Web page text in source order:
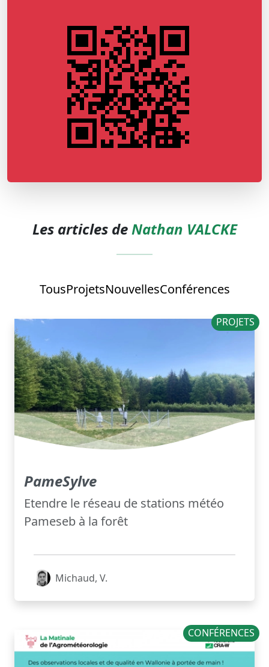
Les articles deNathan VALCKE
TousProjetsNouvellesConférences
PROJETS
PameSylve
Etendre le réseau de stations météo
Pameseb à la forêt
Michaud, V.
CONFÉRENCES